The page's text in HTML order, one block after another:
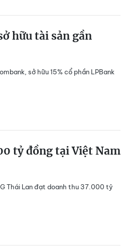
hữu tài sản gần
sở hữu 15% cổ phần LPBank
tỷ đồng tại Việt Nam
Thái Lan đạt doanh thu 37.000 tỷ